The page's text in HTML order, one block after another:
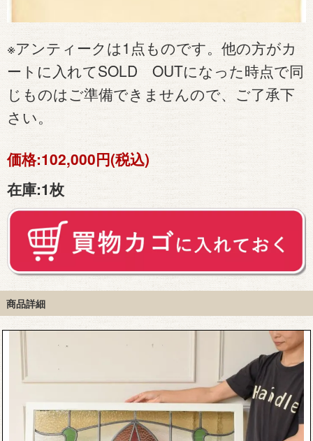
※アンティークは1点ものです。他の方がカ
ートに入れてSOLD OUTになった時点で同
じものはご準備できませんので、ご了承下
さい。
価格:102,000円(税込)
在庫:1枚
商品詳細